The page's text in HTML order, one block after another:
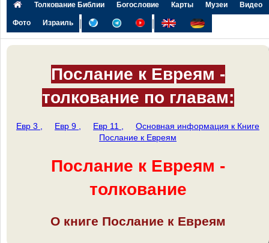
Толкование Библии Богословие Карты Музеи Видео
Фото Израиль | |
Послание к Евреям -
толкование по главам:
Евр 3 , Евр 9 , Евр 11 ,
Основная информация к Книге
Послание к Евреям
Послание к Евреям -
толкование
О книге Послание к Евреям